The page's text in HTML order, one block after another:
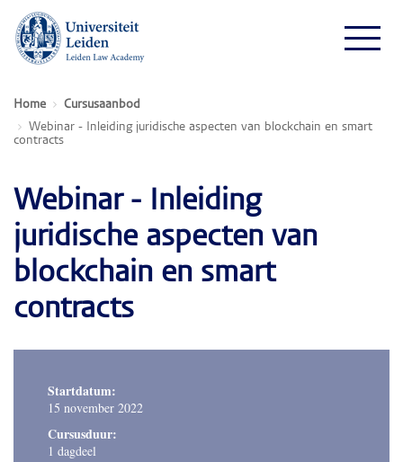
Home
Cursusaanbod
Webinar - Inleiding juridische aspecten van blockchain en smart
contracts
Webinar - Inleiding
juridische aspecten van
blockchain en smart
contracts
Startdatum:
15 november 2022
Cursusduur:
1 dagdeel